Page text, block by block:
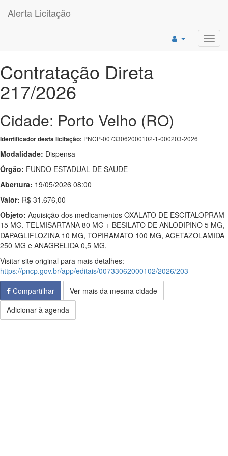
Alerta Licitação
Contratação Direta
217/2026
Cidade: Porto Velho (RO)
Identificador desta licitação: PNCP-00733062000102-1-000203-2026
Modalidade: Dispensa
Órgão: FUNDO ESTADUAL DE SAUDE
Abertura: 19/05/2026 08:00
Valor: R$ 31.676,00
Objeto: Aquisição dos medicamentos OXALATO DE ESCITALOPRAM
15 MG, TELMISARTANA 80 MG + BESILATO DE ANLODIPINO 5 MG,
DAPAGLIFLOZINA 10 MG, TOPIRAMATO 100 MG, ACETAZOLAMIDA
250 MG e ANAGRELIDA 0,5 MG,
Visitar site original para mais detalhes:
https://pncp.gov.br/app/editais/00733062000102/2026/203
Compartilhar
Ver mais da mesma cidade
Adicionar à agenda